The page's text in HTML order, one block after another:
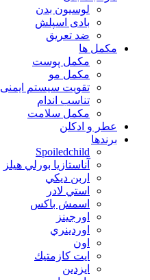
لوسیون بدن
بادی اسپلش
ضد تعریق
مكمل ها
مکمل پوست
مکمل مو
تقویت سیستم ایمنی
تناسب اندام
مکمل سلامت
عطر و ادکلن
برندها
Spoiledchild
آناستازيا بورلي هيلز
اربن ديكي
استي لادر
اسمش باكس
اورجينز
اوردينري
اون
ايت كازمتيك
ايزدين